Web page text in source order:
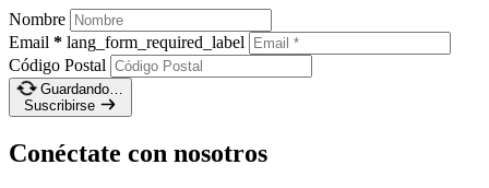
Nombre
Email * lang_form_required_label
Código Postal
Guardando…
Suscribirse
Conéctate con nosotros